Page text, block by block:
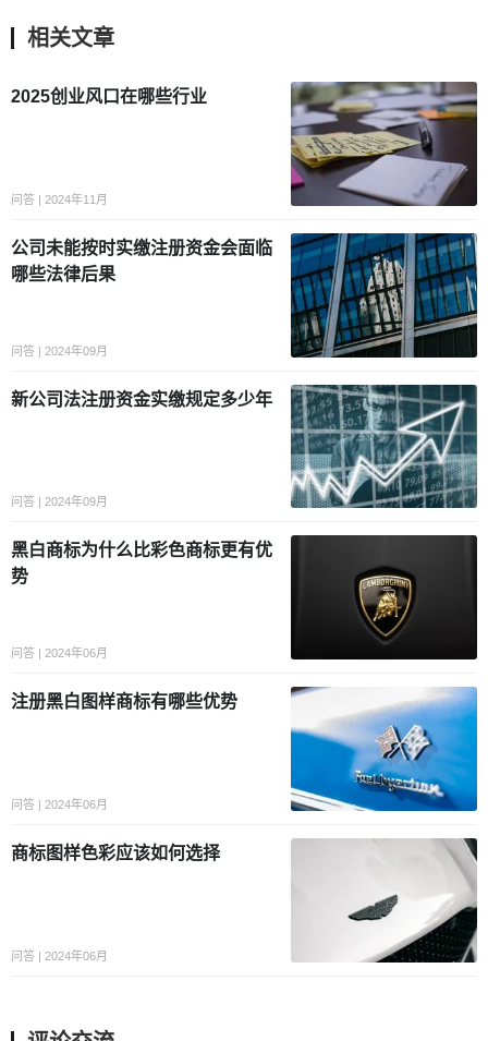
相关文章
2025创业风口在哪些行业
问答 | 2024年11月
公司未能按时实缴注册资金会面临
哪些法律后果
问答 | 2024年09月
新公司法注册资金实缴规定多少年
问答 | 2024年09月
黑白商标为什么比彩色商标更有优
势
问答 | 2024年06月
注册黑白图样商标有哪些优势
问答 | 2024年06月
商标图样色彩应该如何选择
问答 | 2024年06月